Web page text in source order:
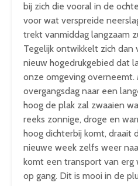
bij zich die vooral in de
voor wat verspreide
trekt vanmiddag langzaam
Tegelijk ontwikkelt zich
nieuw hogedrukgebied dat
onze omgeving overneemt.
overgangsdag naar een
hoog de plak zal zwaaien
reeks zonnige, droge en
hoog dichterbij komt, draait
nieuwe week zelfs weer
komt een transport van erg
op gang. Dit is mooi in de